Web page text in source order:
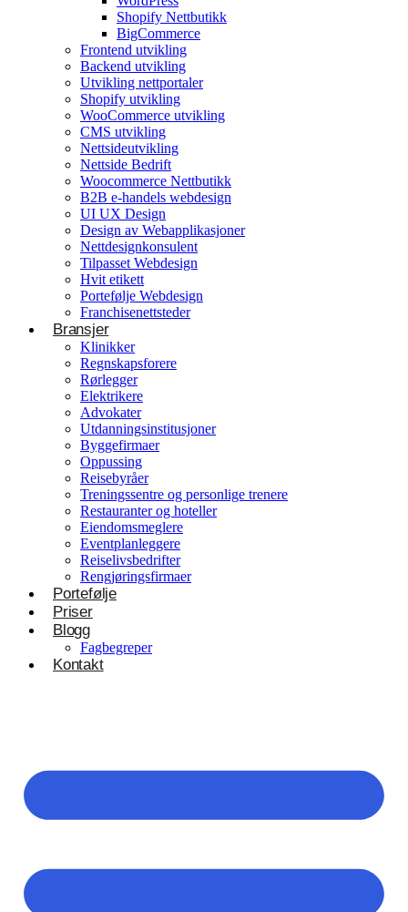
Shopify Nettbutikk
BigCommerce
Frontend utvikling
Backend utvikling
Utvikling nettportaler
Shopify utvikling
WooCommerce utvikling
CMS utvikling
Nettsideutvikling
Nettside Bedrift
Woocommerce Nettbutikk
B2B e-handels webdesign
UI UX Design
Design av Webapplikasjoner
Nettdesignkonsulent
Tilpasset Webdesign
Hvit etikett
Portefølje Webdesign
Franchisenettsteder
Bransjer
Klinikker
Regnskapsforere
Rørlegger
Elektrikere
Advokater
Utdanningsinstitusjoner
Byggefirmaer
Oppussing
Reisebyråer
Treningssentre og personlige trenere
Restauranter og hoteller
Eiendomsmeglere
Eventplanleggere
Reiselivsbedrifter
Rengjøringsfirmaer
Portefølje
Priser
Blogg
Fagbegreper
Kontakt
Konsulentvirksomhet og partnerskap
Nettdesignkonsulent
Hvit etikett
E-handelsløsning
Woocommerce Nettbutikk
Shopify utvikling
WooCommerce utvikling
Betjener
WordPress
Shopify Nettbutikk
BigCommerce
Ønsker du å bygge din tilstedeværelse på nett i
Norge?
Få et tilbud
Byggetjenester
Byggefirmaer